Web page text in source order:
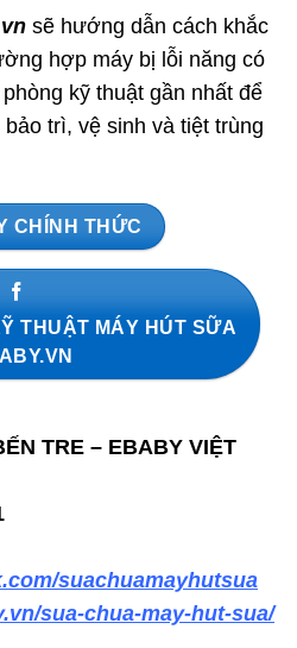
sẽ hướng dẫn cách khắc
hợp máy bị lỗi năng có
kỹ thuật gần nhất để
trì, vệ sinh và tiệt trùng
CHÍNH THỨC
THUẬT MÁY HÚT SỮA
TRE – EBABY VIỆT
suachuamayhutsua
sua-chua-may-hut-sua/